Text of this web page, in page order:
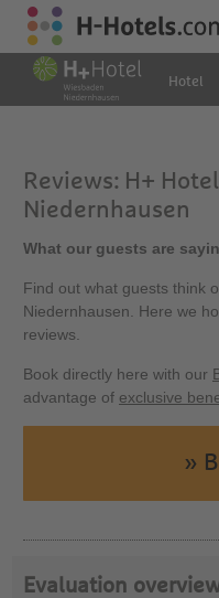
Hotel
Reviews: H+
Niedernhausen
What our guests are
Find out what guests think
Niedernhausen. Here we
reviews.
Book directly here with our
advantage of exclusive
»
Evaluation